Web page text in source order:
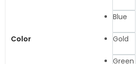
Color
Blue
Gold
Green